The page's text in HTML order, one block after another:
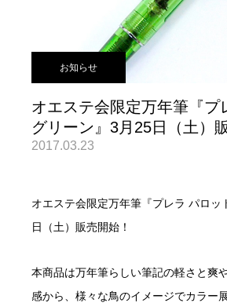
お知らせ
オエステ会限定万年筆『プ
グリーン』3月25日（土）
2017.03.23
オエステ会限定万年筆『プレラ パロッ
日（土）販売開始！
本商品は万年筆らしい筆記の軽さと爽
感から、様々な鳥のイメージでカラー